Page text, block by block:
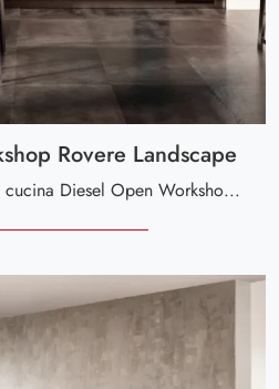
Rovere Landscape
Ottieni informazioni sulla cucina Diesel Open Workshop Rovere Landscape di Scavolini: questa soluzione in melaminico sarà l'acquisto ideale per te!